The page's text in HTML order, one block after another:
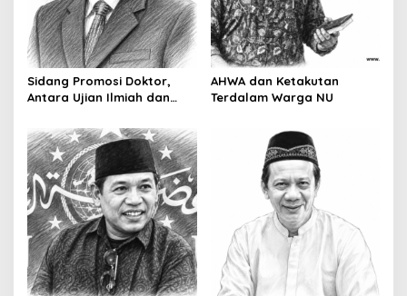
Sidang Promosi Doktor,
Antara Ujian Ilmiah dan
AHWA dan Ketakutan
Terdalam Warga NU